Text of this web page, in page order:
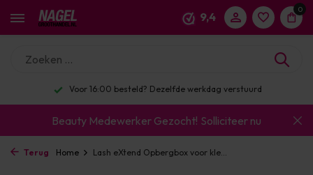
9,4
0
Voor 16:00 besteld? Dezelfde werkdag verstuurd
Beauty Medewerker Gezocht! Solliciteer nu
Terug Home Lash eXtend Opbergbox voor kle...